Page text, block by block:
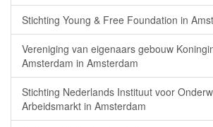
Stichting Young & Free Foundation in
Vereniging van eigenaars gebouw
Amsterdam in Amsterdam
Stichting Nederlands Instituut voor
Arbeidsmarkt in Amsterdam